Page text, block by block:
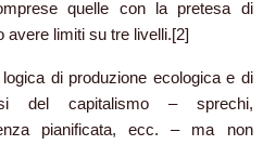
quelle con la pretesa di
avere limiti su tre livelli.[2]
di produzione ecologica e di
del capitalismo – sprechi,
pianificata, ecc. – ma non